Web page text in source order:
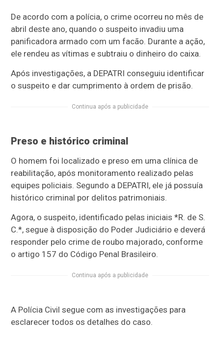
De acordo com a polícia, o crime ocorreu no mês de
abril deste ano, quando o suspeito invadiu uma
panificadora armado com um facão. Durante a ação,
ele rendeu as vítimas e subtraiu o dinheiro do caixa.
Após investigações, a DEPATRI conseguiu identificar
o suspeito e dar cumprimento à ordem de prisão.
Continua após a publicidade
Preso e histórico criminal
O homem foi localizado e preso em uma clínica de
reabilitação, após monitoramento realizado pelas
equipes policiais. Segundo a DEPATRI, ele já possuía
histórico criminal por delitos patrimoniais.
Agora, o suspeito, identificado pelas iniciais *R. de S.
C.*, segue à disposição do Poder Judiciário e deverá
responder pelo crime de roubo majorado, conforme
o artigo 157 do Código Penal Brasileiro.
Continua após a publicidade
A Polícia Civil segue com as investigações para
esclarecer todos os detalhes do caso.